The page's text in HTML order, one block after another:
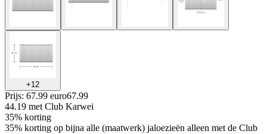
+12
Prijs: 67.99 euro67.99
44.19 met Club Karwei
35% korting
35% korting op bijna alle (maatwerk) jaloezieën alleen met de Club